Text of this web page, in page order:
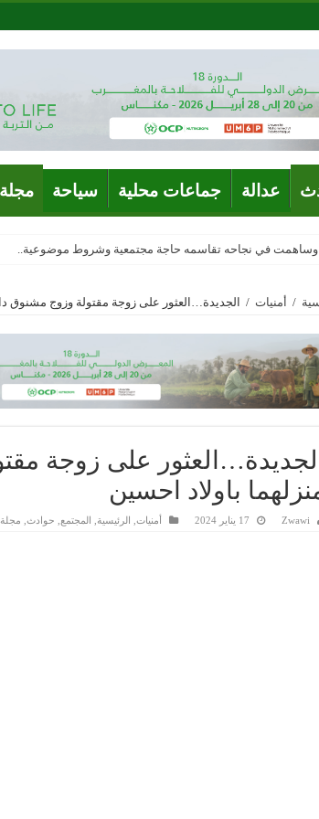
عدالة جماعات محلية سياحة
وساهمت في نجاحه تقاسمه حاجة مجتمعية وشروط موضوعية..
/ أمنيات / الجديدة…العثور على زوجة مقتولة وزوج مشنوق
الجديدة…العثور على زوجة
باولاد احسين
Zwawi 17 يناير 2024 أمنيات الرئيسية المجتمع حوادث